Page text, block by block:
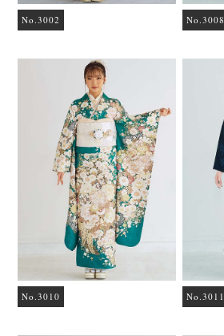
No.3002 No.3008
No.3010 No.3011